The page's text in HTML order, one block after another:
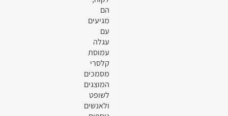
הם
מגיעים
עם
עגלה
עמוסת
קלסרי
מסמכים
המוצגים
לשופט
ולאנשים